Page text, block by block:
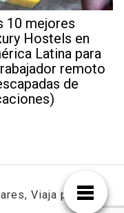
10 mejores
Hostels en
Latina para
remoto
de
Viaja por